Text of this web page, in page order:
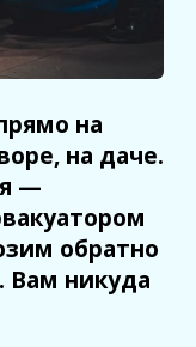
на
на даче.
—
обратно
никуда